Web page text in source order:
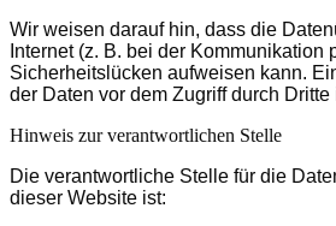
Wir weisen darauf hin, dass die
Internet (z. B. bei der Kommunikation
Sicherheitslücken aufweisen kann.
der Daten vor dem Zugriff durch
Hinweis zur verantwortlichen Stelle
Die verantwortliche Stelle für die
dieser Website ist: